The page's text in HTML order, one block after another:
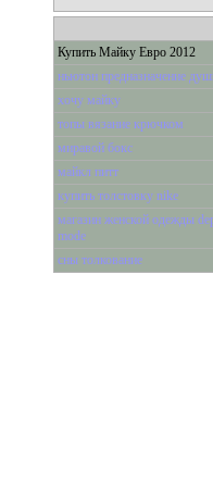
Купить Майку Евро 2012
ньютон предназначение
хочу майку
топы вязание крючком
миравой бокс
майкл питт
купить толстовку nike
магазин женской одежды
mode
сны толкование